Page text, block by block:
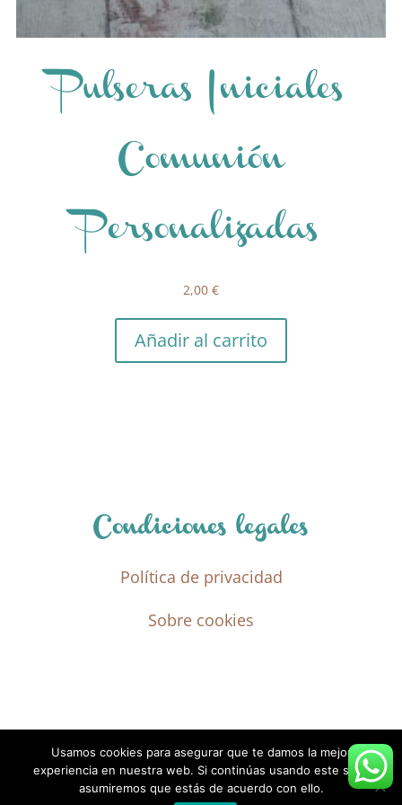
Pulseras Iniciales
Comunión
Personalizadas
2,00 €
Añadir al carrito
Condiciones legales
Política de privacidad
Sobre cookies
Usamos cookies para asegurar que te damos la mejor
experiencia en nuestra web. Si continúas usando este sitio,
asumiremos que estás de acuerdo con ello.